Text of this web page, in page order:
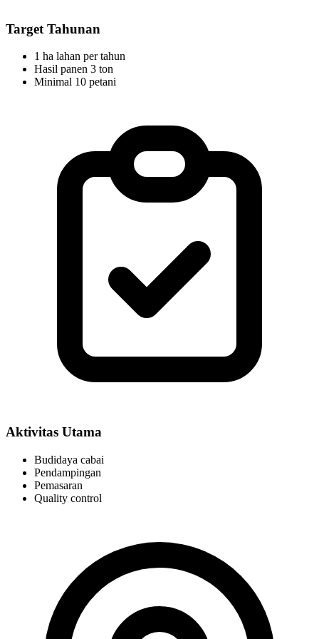
Target Tahunan
1 ha lahan per tahun
Hasil panen 3 ton
Minimal 10 petani
Aktivitas Utama
Budidaya cabai
Pendampingan
Pemasaran
Quality control